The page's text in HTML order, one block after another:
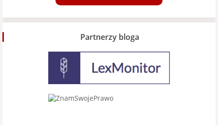
Partnerzy bloga